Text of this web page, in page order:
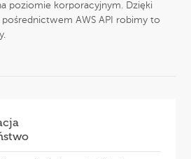
poziomie korporacyjnym. Dzięki
AWS API robimy to